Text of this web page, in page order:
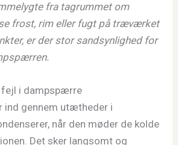
fra tagrummet om
frost, rim eller fugt på træværket
er der stor sandsynlighed for
fejl i dampspærre
ind gennem utætheder i
når den møder de kolde
Det sker langsomt og